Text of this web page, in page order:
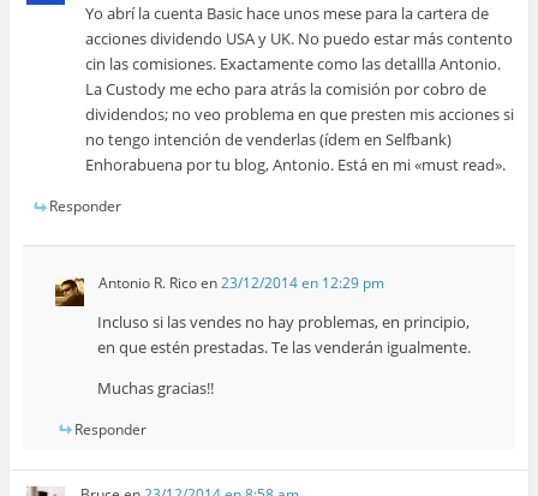
Yo abrí la cuenta Basic hace unos mese para la cartera de
acciones dividendo USA y UK. No puedo estar más contento
cin las comisiones. Exactamente como las detallla Antonio.
La Custody me echo para atrás la comisión por cobro de
dividendos; no veo problema en que presten mis acciones si
no tengo intención de venderlas (ídem en Selfbank)
Enhorabuena por tu blog, Antonio. Está en mi «must read».
Responder
Antonio R. Ricoen23/12/2014 en 12:29 pm
Incluso si las vendes no hay problemas, en principio,
en que estén prestadas. Te las venderán igualmente.
Muchas gracias!!
Responder